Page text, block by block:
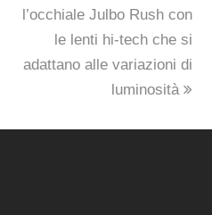
post:
l’occhiale Julbo Rush con
le lenti hi-tech che si
adattano alle variazioni di
luminosità